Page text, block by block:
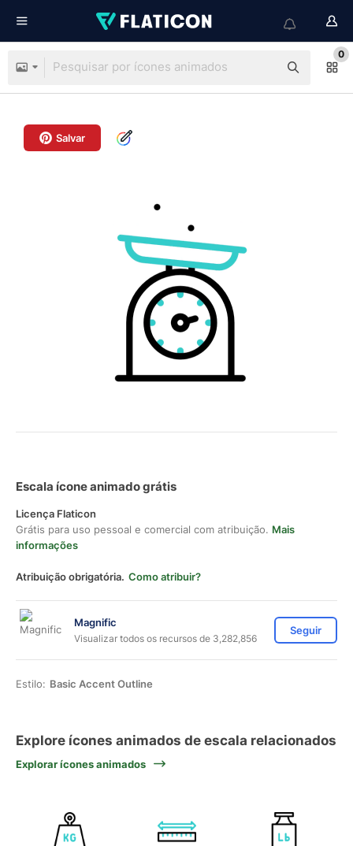
0
Salvar
Escala ícone animado grátis
Licença Flaticon
Grátis para uso pessoal e comercial com atribuição. Mais
informações
Atribuição obrigatória. Como atribuir?
Magnific
Visualizar todos os recursos de 3,282,856
Seguir
Estilo: Basic Accent Outline
Explore ícones animados de escala relacionados
Explorar ícones animados